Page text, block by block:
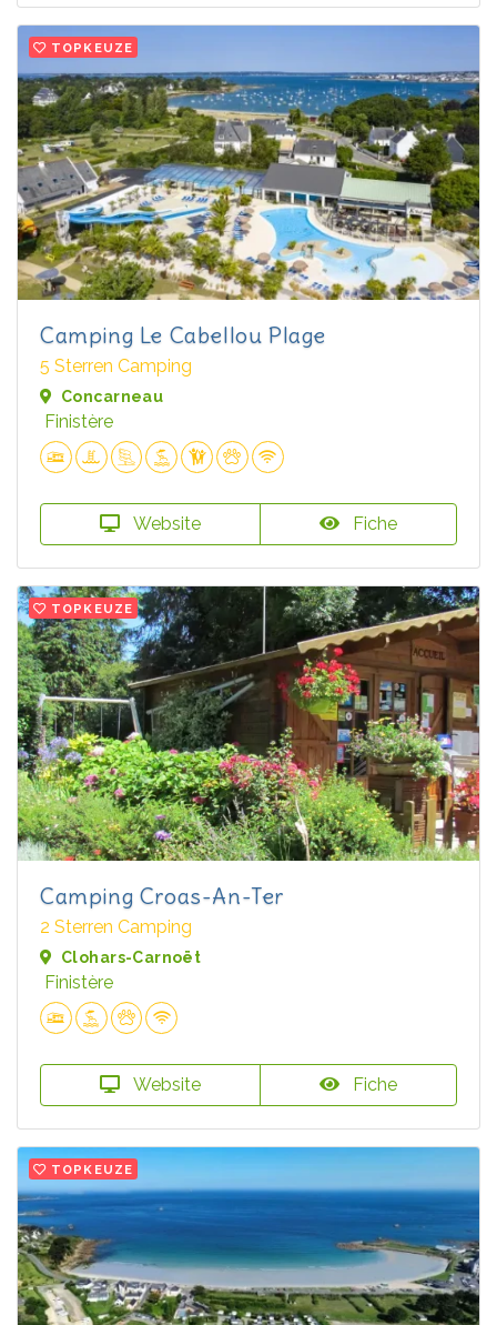
TOPKEUZE
Camping Le Cabellou Plage
5 Sterren Camping
Concarneau
Finistère
Website Fiche
TOPKEUZE
Camping Croas-An-Ter
2 Sterren Camping
Clohars-Carnoët
Finistère
Website Fiche
TOPKEUZE